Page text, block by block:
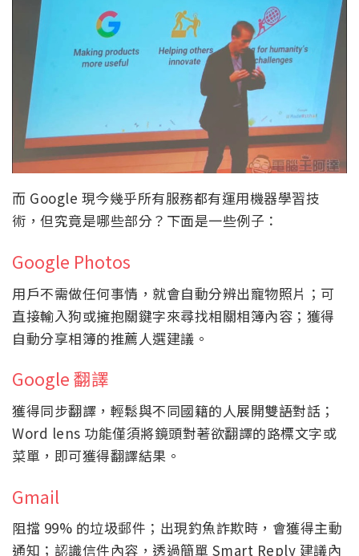
而 Google 現今幾乎所有服務都有運用機器學習技
術，但究竟是哪些部分？下面是一些例子：
Google Photos
用戶不需做任何事情，就會自動分辨出寵物照片；可
直接輸入狗或擁抱關鍵字來尋找相關相簿內容；獲得
自動分享相簿的推薦人選建議。
Google 翻譯
獲得同步翻譯，輕鬆與不同國籍的人展開雙語對話；
Word lens 功能僅須將鏡頭對著欲翻譯的路標文字或
菜單，即可獲得翻譯結果。
Gmail
阻擋 99% 的垃圾郵件；出現釣魚詐欺時，會獲得主動
通知；認識信件內容，透過簡單 Smart Reply 建議內